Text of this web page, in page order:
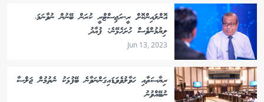
އޮންލައިންކޮށް ރީ-ރަޖިސްޓްރީ ކުރަން ބޭނުން ނުވާނަމަ،
ލިޔުމުންވެސް ހުށަހެޅޭނެ: ފުއާދު
Jun 13, 2023
ރިޔާސަތާއި ހަވާލުވެވަޑައިގަންނަވާނެ ބޭފުޅަކު ނެތުމުން ޖަލްސާ
ނުބޭއްވުނު